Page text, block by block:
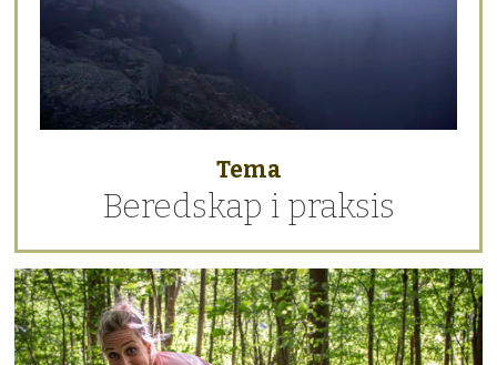
Tema
Beredskap i praksis